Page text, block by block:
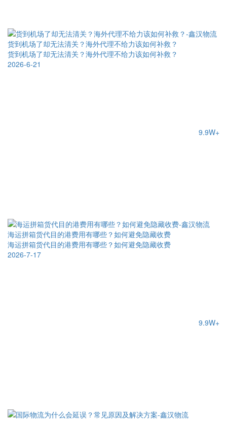
货到机场了却无法清关？海外代理不给力该如何补救？
货到机场了却无法清关？海外代理不给力该如何补救？
2026-6-21
9.9W+
海运拼箱货代目的港费用有哪些？如何避免隐藏收费
海运拼箱货代目的港费用有哪些？如何避免隐藏收费
2026-7-17
9.9W+